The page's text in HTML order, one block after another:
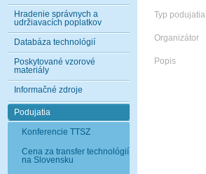
Hradenie správnych a
udržiavacích poplatkov
Databáza technológií
Poskytované vzorové
materiály
Informačné zdroje
Podujatia
Konferencie TTSZ
Cena za transfer technológií
na Slovensku
Typ podujatia
Organizátor
Popis